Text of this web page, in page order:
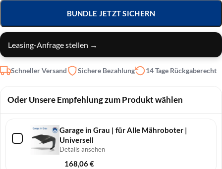
BUNDLE JETZT SICHERN
Leasing-Anfrage stellen →
Schneller Versand Sichere Bezahlung 14 Tage Rückgaberecht
Oder Unsere Empfehlung zum Produkt wählen
Garage in Grau | für Alle Mähroboter |
Universell
Details ansehen
168,06€